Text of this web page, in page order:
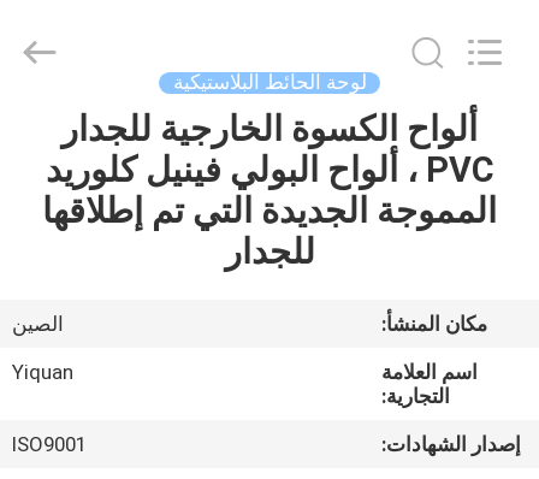
الصفحة
الرئيسية
معلومات
جولة
Building
Material
لوحة الحائط البلاستيكية
ألواح الكسوة الخارجية للجدار
PVC ، ألواح البولي فينيل كلوريد
المموجة الجديدة التي تم إطلاقها
للجدار
مكان المنشأ:
الصين
اسم العلامة
التجارية:
Yiquan
إصدار الشهادات:
ISO9001